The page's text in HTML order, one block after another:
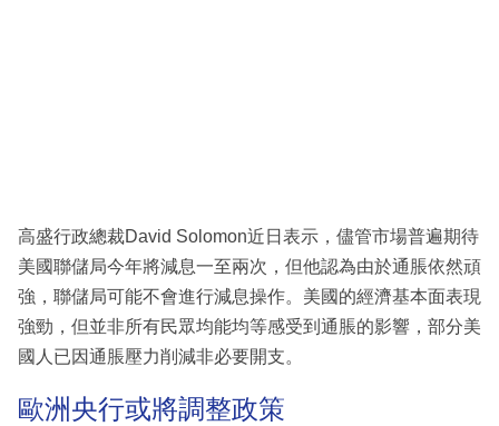
區
高盛行政總裁David Solomon近日表示，儘管市場普遍期待
美國聯儲局今年將減息一至兩次，但他認為由於通脹依然頑
強，聯儲局可能不會進行減息操作。美國的經濟基本面表現
強勁，但並非所有民眾均能均等感受到通脹的影響，部分美
國人已因通脹壓力削減非必要開支。
歐洲央行或將調整政策